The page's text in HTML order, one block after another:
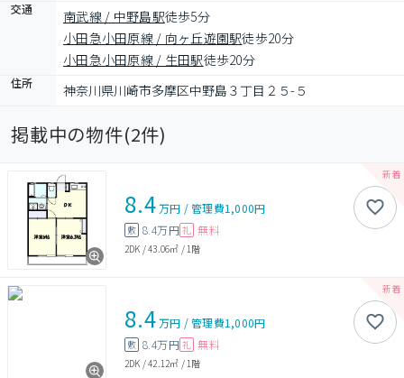
交通 南武線 / 中野島駅徒歩5分
小田急小田原線 / 向ヶ丘遊園駅徒歩20分
小田急小田原線 / 生田駅徒歩20分
住所 神奈川県川崎市多摩区中野島３丁目２５-５
掲載中の物件(2件)
8.4万円 /管理費1,000円
敷 8.4万円 礼 無料
2DK /43.06㎡ / 1階
8.4万円 /管理費1,000円
敷 8.4万円 礼 無料
2DK /42.12㎡ / 1階